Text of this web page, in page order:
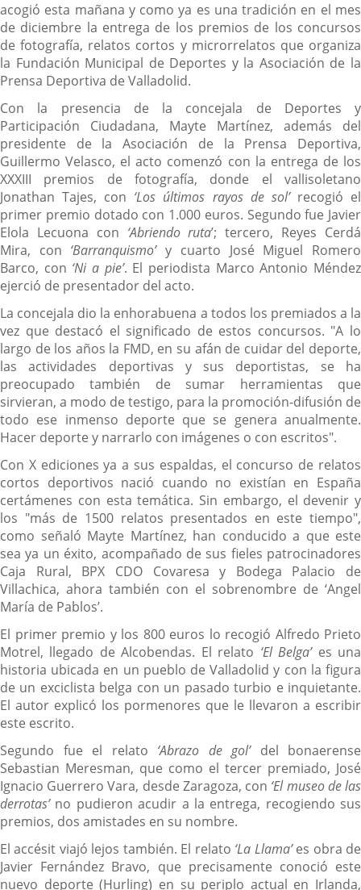
acogió esta mañana y como ya es una tradición en el mes
de diciembre la entrega de los premios de los concursos
de fotografía, relatos cortos y microrrelatos que organiza
la Fundación Municipal de Deportes y la Asociación de la
Prensa Deportiva de Valladolid.
Con la presencia de la concejala de Deportes y
Participación Ciudadana, Mayte Martínez, además del
presidente de la Asociación de la Prensa Deportiva,
Guillermo Velasco, el acto comenzó con la entrega de los
XXXIII premios de fotografía, donde el vallisoletano
Jonathan Tajes, con ‘Los últimos rayos de sol’recogió el
primer premio dotado con 1.000 euros. Segundo fue Javier
Elola Lecuona con ‘Abriendo ruta’; tercero, Reyes Cerdá
Mira, con ‘Barranquismo’y cuarto José Miguel Romero
Barco, con ‘Ni a pie’. El periodista Marco Antonio Méndez
ejerció de presentador del acto.
La concejala dio la enhorabuena a todos los premiados a la
vez que destacó el significado de estos concursos. "A lo
largo de los años la FMD, en su afán de cuidar del deporte,
las actividades deportivas y sus deportistas, se ha
preocupado también de sumar herramientas que
sirvieran, a modo de testigo, para la promoción-difusión de
todo ese inmenso deporte que se genera anualmente.
Hacer deporte y narrarlo con imágenes o con escritos".
Con X ediciones ya a sus espaldas, el concurso de relatos
cortos deportivos nació cuando no existían en España
certámenes con esta temática. Sin embargo, el devenir y
los "más de 1500 relatos presentados en este tiempo",
como señaló Mayte Martínez, han conducido a que este
sea ya un éxito, acompañado de sus fieles patrocinadores
Caja Rural, BPX CDO Covaresa y Bodega Palacio de
Villachica, ahora también con el sobrenombre de ‘Angel
María de Pablos’.
El primer premio y los 800 euros lo recogió Alfredo Prieto
Motrel, llegado de Alcobendas. El relato ‘El Belga’es una
historia ubicada en un pueblo de Valladolid y con la figura
de un exciclista belga con un pasado turbio e inquietante.
El autor explicó los pormenores que le llevaron a escribir
este escrito.
Segundo fue el relato ‘Abrazo de gol’del bonaerense
Sebastian Meresman, que como el tercer premiado, José
Ignacio Guerrero Vara, desde Zaragoza, con ‘El museo de las
derrotas’no pudieron acudir a la entrega, recogiendo sus
premios, dos amistades en su nombre.
El accésit viajó lejos también. El relato ‘La Llama’es obra de
Javier Fernández Bravo, que precisamente conoció este
nuevo deporte (Hurling) en su periplo actual en Irlanda,